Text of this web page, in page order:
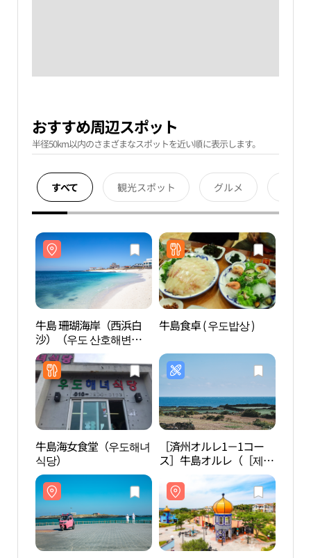
おすすめ周辺スポット
半径50km以内のさまざまなスポットを近い順に表示します。
すべて 観光スポット グルメ
牛島 珊瑚海岸（西浜白
沙）（우도 산호해변
（서빈백사））
牛島食卓 ( 우도밥상 )
牛島海女食堂（우도해녀
식당）
［済州オルレ1－1コー
ス］牛島オルレ（［제주
올레 1-1코스］우도올
레）